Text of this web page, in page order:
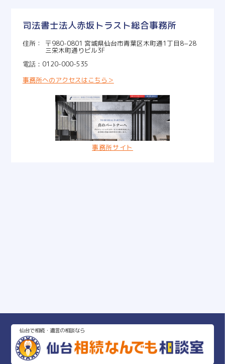
司法書士法人赤坂トラスト総合事務所
〒980-0801 宮城県仙台市青葉区木町通1丁目8−28
三栄木町通りビル3F
0120-000-535
事務所へのアクセスはこちら＞
事務所サイト
仙台で相続・遺言の相談なら